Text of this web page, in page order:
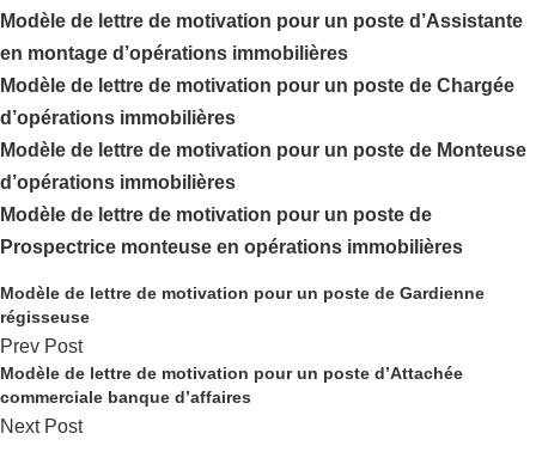
Modèle de lettre de motivation pour un poste d’Assistante
en montage d’opérations immobilières
Modèle de lettre de motivation pour un poste de Chargée
d’opérations immobilières
Modèle de lettre de motivation pour un poste de Monteuse
d’opérations immobilières
Modèle de lettre de motivation pour un poste de
Prospectrice monteuse en opérations immobilières
Modèle de lettre de motivation pour un poste de Gardienne
régisseuse
Prev Post
Modèle de lettre de motivation pour un poste d’Attachée
commerciale banque d’affaires
Next Post